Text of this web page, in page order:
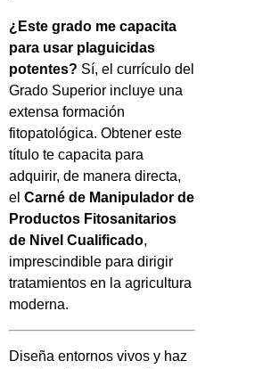
¿Este grado me capacita
para usar plaguicidas
potentes? Sí, el currículo del
Grado Superior incluye una
extensa formación
fitopatológica. Obtener este
título te capacita para
adquirir, de manera directa,
el Carné de Manipulador de
Productos Fitosanitarios
de Nivel Cualificado,
imprescindible para dirigir
tratamientos en la agricultura
moderna.
Diseña entornos vivos y haz